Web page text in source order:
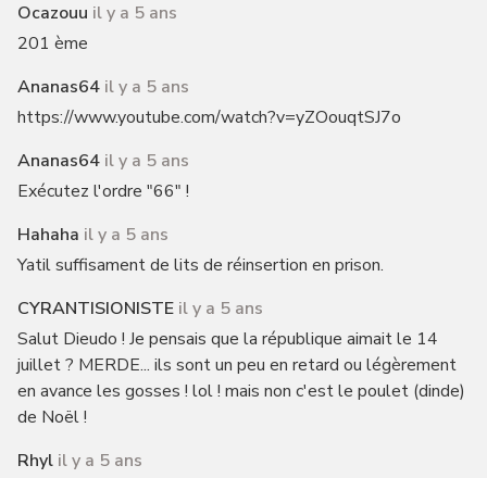
Ocazouu il y a 5 ans
201 ème
Ananas64 il y a 5 ans
https://www.youtube.com/watch?v=yZOouqtSJ7o
Ananas64 il y a 5 ans
Exécutez l'ordre "66" !
Hahaha il y a 5 ans
Yatil suffisament de lits de réinsertion en prison.
CYRANTISIONISTE il y a 5 ans
Salut Dieudo ! Je pensais que la république aimait le 14
juillet ? MERDE... ils sont un peu en retard ou légèrement
en avance les gosses ! lol ! mais non c'est le poulet (dinde)
de Noël !
Rhyl il y a 5 ans